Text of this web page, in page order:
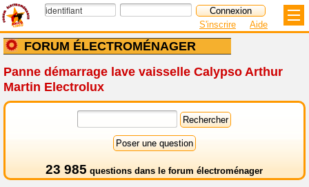
FORUM ÉLECTROMÉNAGER
S'inscrire Aide
Panne démarrage lave vaisselle Calypso Arthur
Martin Electrolux
23 985 questions dans le forum électroménager